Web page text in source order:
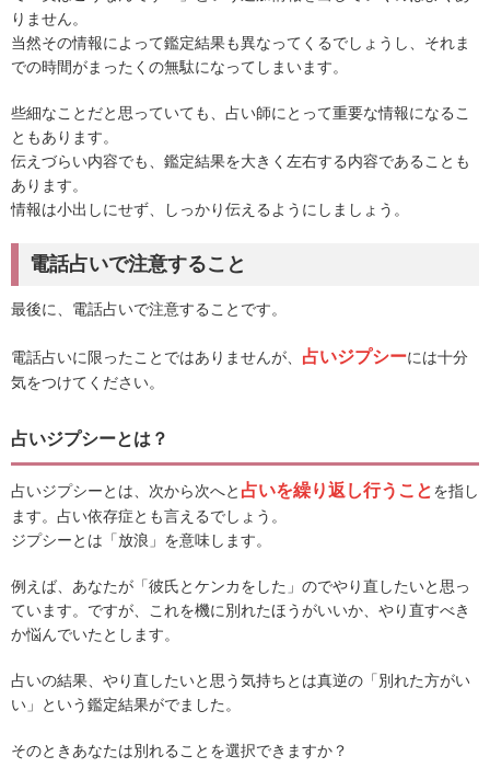
りません。
当然その情報によって鑑定結果も異なってくるでしょうし、それま
での時間がまったくの無駄になってしまいます。
些細なことだと思っていても、占い師にとって重要な情報になるこ
ともあります。
伝えづらい内容でも、鑑定結果を大きく左右する内容であることも
あります。
情報は小出しにせず、しっかり伝えるようにしましょう。
電話占いで注意すること
最後に、電話占いで注意することです。
電話占いに限ったことではありませんが、 占いジプシーには十分
気をつけてください。
占いジプシーとは？
占いジプシーとは、次から次へと 占いを繰り返し行うことを指し
ます。占い依存症とも言えるでしょう。
ジプシーとは「放浪」を意味します。
例えば、あなたが「彼氏とケンカをした」のでやり直したいと思っ
ています。ですが、これを機に別れたほうがいいか、やり直すべき
か悩んでいたとします。
占いの結果、やり直したいと思う気持ちとは真逆の「別れた方がい
い」という鑑定結果がでました。
そのときあなたは別れることを選択できますか？